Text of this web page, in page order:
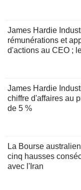
James Hardie
rémunérations et
d'actions au CEO ;
James Hardie
chiffre d'affaires au
de 5 %
La Bourse
cinq hausses
avec l'Iran